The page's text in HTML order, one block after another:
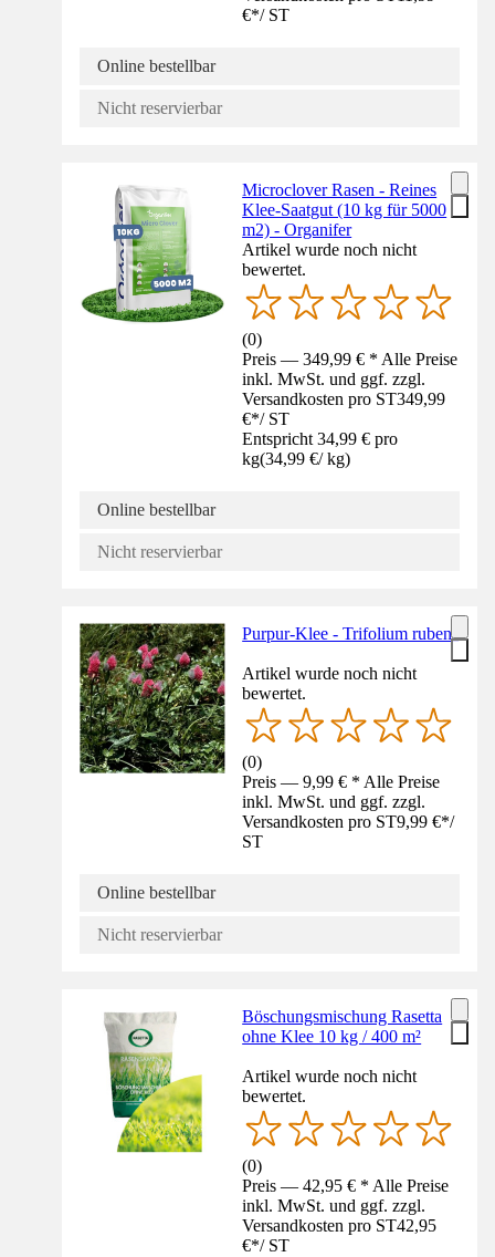
€*/ ST
Online bestellbar
Nicht reservierbar
Microclover Rasen - Reines
Klee-Saatgut (10 kg für 5000
m2) - Organifer
Artikel wurde noch nicht
bewertet.
(0)
Preis — 349,99 € * Alle Preise
inkl. MwSt. und ggf. zzgl.
Versandkosten pro ST349,99
€*/ ST
Entspricht 34,99 € pro
kg(34,99 €/ kg)
Online bestellbar
Nicht reservierbar
Purpur-Klee - Trifolium rubens
Artikel wurde noch nicht
bewertet.
(0)
Preis — 9,99 € * Alle Preise
inkl. MwSt. und ggf. zzgl.
Versandkosten pro ST9,99 €*/
ST
Online bestellbar
Nicht reservierbar
Böschungsmischung Rasetta
ohne Klee 10 kg / 400 m²
Artikel wurde noch nicht
bewertet.
(0)
Preis — 42,95 € * Alle Preise
inkl. MwSt. und ggf. zzgl.
Versandkosten pro ST42,95
€*/ ST